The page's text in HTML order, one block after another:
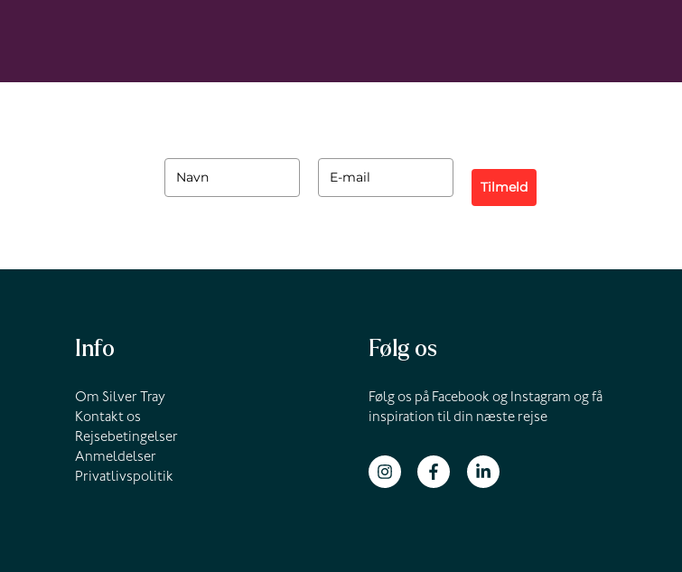
Tilmeld
Info
Om Silver Tray
Kontakt os
Rejsebetingelser
Anmeldelser
Privatlivspolitik
Følg os
Følg os på Facebook og Instagram og få
inspiration til din næste rejse